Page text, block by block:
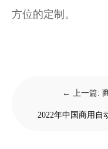
方位的定制。
← 上一篇:
2022年中国商用自